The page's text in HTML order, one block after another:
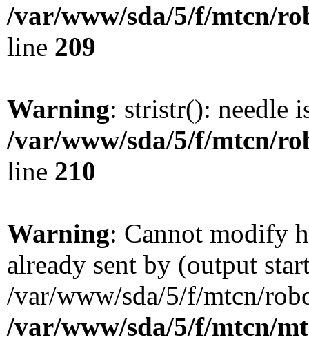
/var/www/sda/5/f/mtcn/
line 209
Warning: stristr(): needle
/var/www/sda/5/f/mtcn/
line 210
Warning: Cannot modify
already sent by (output
/var/www/sda/5/f/mtcn/
/var/www/sda/5/f/mtcn/